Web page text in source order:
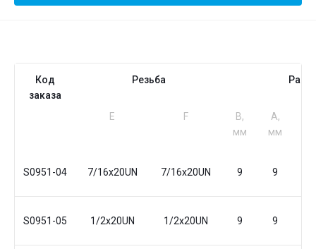
Код
заказа
Резьба
Е F
B,
мм
A,
мм
S0951-04 7/16x20UN 7/16x20UN 9 9
S0951-05 1/2x20UN 1/2x20UN 9 9